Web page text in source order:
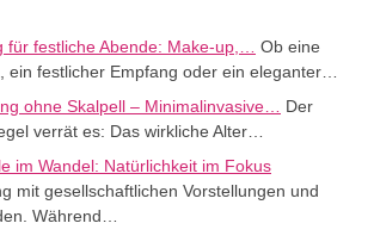
für festliche Abende: Make-up,…
Ob eine
ein festlicher Empfang oder ein eleganter…
ohne Skalpell – Minimalinvasive…
Der
verrät es: Das wirkliche Alter…
im Wandel: Natürlichkeit im Fokus
mit gesellschaftlichen Vorstellungen und
Während…